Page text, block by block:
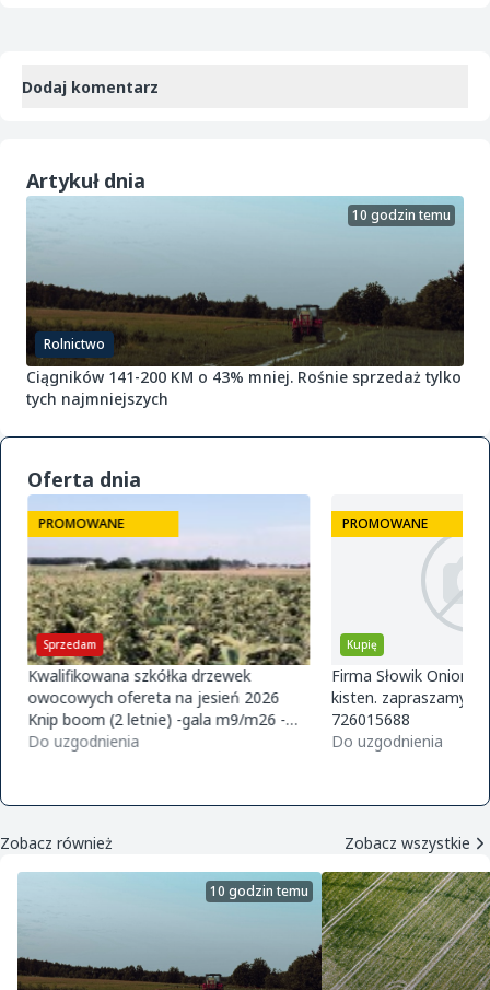
Dodaj komentarz
Artykuł dnia
Rolnictwo
10 godzin temu
Ciągników 141-200 KM o 43% mniej. Rośnie sprzedaż tylko
tych najmniejszych
Oferta dnia
Sprzedam
PROMOWANE
Kwalifikowana szkółka drzewek
owocowych ofereta na jesień 2026
Knip boom (2 letnie) -gala m9/m26 -
golden m9 -jeronimo m9/m26 -mutsu
Do uzgodnienia
Kupię
PROMOWANE
Firma Słowik Onions
kisten. zapraszamy
726015688
Do uzgodnienia
Zobacz również Zobacz wszystkie
10 godzin temu